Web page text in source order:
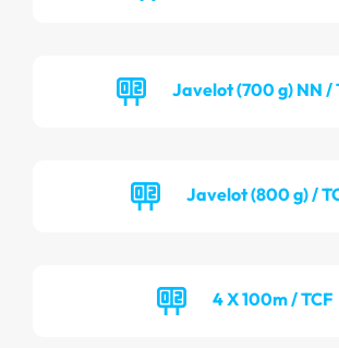
Javelot (700 g) NN /
Javelot (800 g) /
4 X 100m / TCF